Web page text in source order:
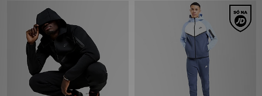
ESTADO DO TEU PEDIDO
ATENÇÃO AO CLIENTE
FAZ DOWNLOAD DA APP